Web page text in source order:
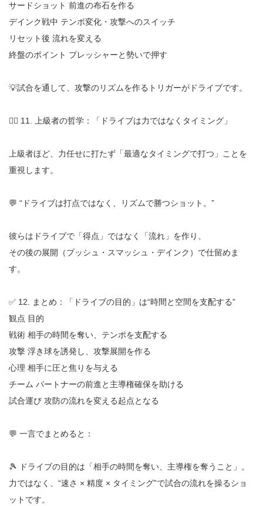
サードショット 前進の布石を作る
デインク戦中 テンポ変化・攻撃へのスイッチ
リセット後 流れを変える
終盤のポイント プレッシャーと勢いで押す
💡試合を通して、攻撃のリズムを作るトリガーがドライブです。
🧘‍♂️ 11. 上級者の哲学：「ドライブは力ではなくタイミング」
上級者ほど、力任せに打たず「最適なタイミングで打つ」ことを
重視します。
💬 “ドライブは打点ではなく、リズムで勝つショット。”
彼らはドライブで「得点」ではなく「流れ」を作り、
その後の展開（プッシュ・スマッシュ・デインク）で仕留めま
す。
✅ 12. まとめ：「ドライブの目的」は“時間と空間を支配する”
観点 目的
戦術 相手の時間を奪い、テンポを支配する
攻撃 浮き球を誘発し、攻撃展開を作る
心理 相手に圧と焦りを与える
チーム パートナーの前進と主導権確保を助ける
試合運び 攻防の流れを変える起点となる
💬 一言でまとめると：
🎾 ドライブの目的は「相手の時間を奪い、主導権を奪うこと」。
力ではなく、“速さ × 精度 × タイミング”で試合の流れを操るショ
ットです。